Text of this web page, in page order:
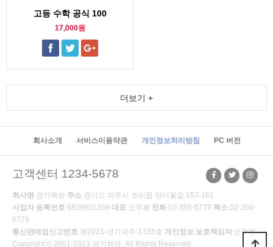
고등 수학 공식 100
17,000원
더보기 +
회사소개 서비스이용약관 개인정보처리방침 PC 버전
고객센터 1234-5678
회사명 경기책방 주소 경기도 파주시 조리읍 장미꽃길 157-161
사업자 등록번호 6829601269 대표 오주봉 전화 02-356-5779 팩스 02-356-
5779
통신판매업신고번호 제2021-경기파주-1335호 개인정보 보호책임자 오주봉
Copyright © 2001-2013 경기책방. All Rights Reserved.